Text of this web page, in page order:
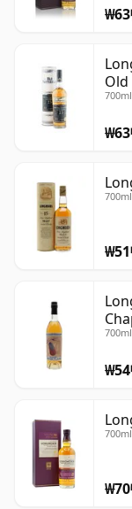
₩63
Old
₩63
₩51
₩54
₩70